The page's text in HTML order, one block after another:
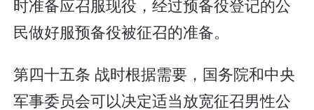
时准备应召服现役，经过预备役登记的公
民做好服预备役被征召的准备。
第四十五条 战时根据需要，国务院和中央
军事委员会可以决定适当放宽征召男性公